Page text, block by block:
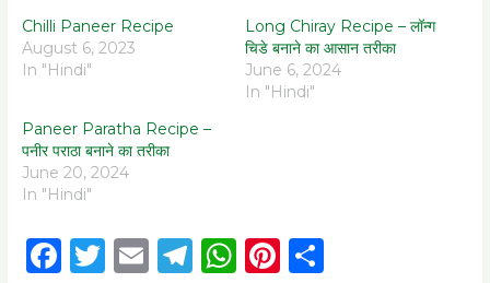
Chilli Paneer Recipe
August 6, 2023
In "Hindi"
Long Chiray Recipe – लॉन्ग
चिडे बनाने का आसान तरीका
June 6, 2024
In "Hindi"
Paneer Paratha Recipe –
पनीर पराठा बनाने का तरीका
June 20, 2024
In "Hindi"
F T E T WPi S